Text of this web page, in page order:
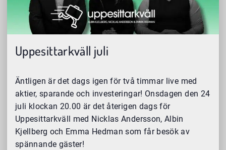
Uppesittarkväll juli
Äntligen är det dags igen för två timmar live med
aktier, sparande och investeringar! Onsdagen den 24
juli klockan 20.00 är det återigen dags för
Uppesittarkväll med Nicklas Andersson, Albin
Kjellberg och Emma Hedman som får besök av
spännande gäster!